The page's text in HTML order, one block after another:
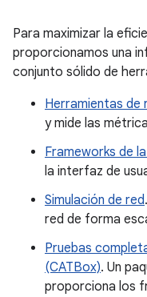
Para maximizar la
proporcionamos una
conjunto sólido de
Herramientas de
y mide las
Frameworks de
la interfaz de
Simulación de red
red de forma
Pruebas
(CATBox). Un
proporciona los